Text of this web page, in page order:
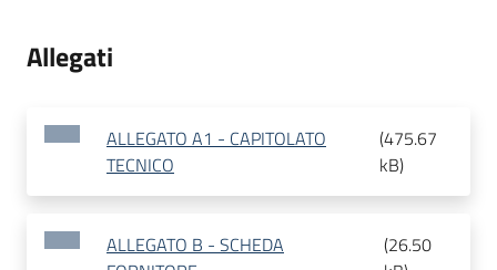
Allegati
ALLEGATO A1 - CAPITOLATO
TECNICO
(475.67
kB)
ALLEGATO B - SCHEDA
(26.50